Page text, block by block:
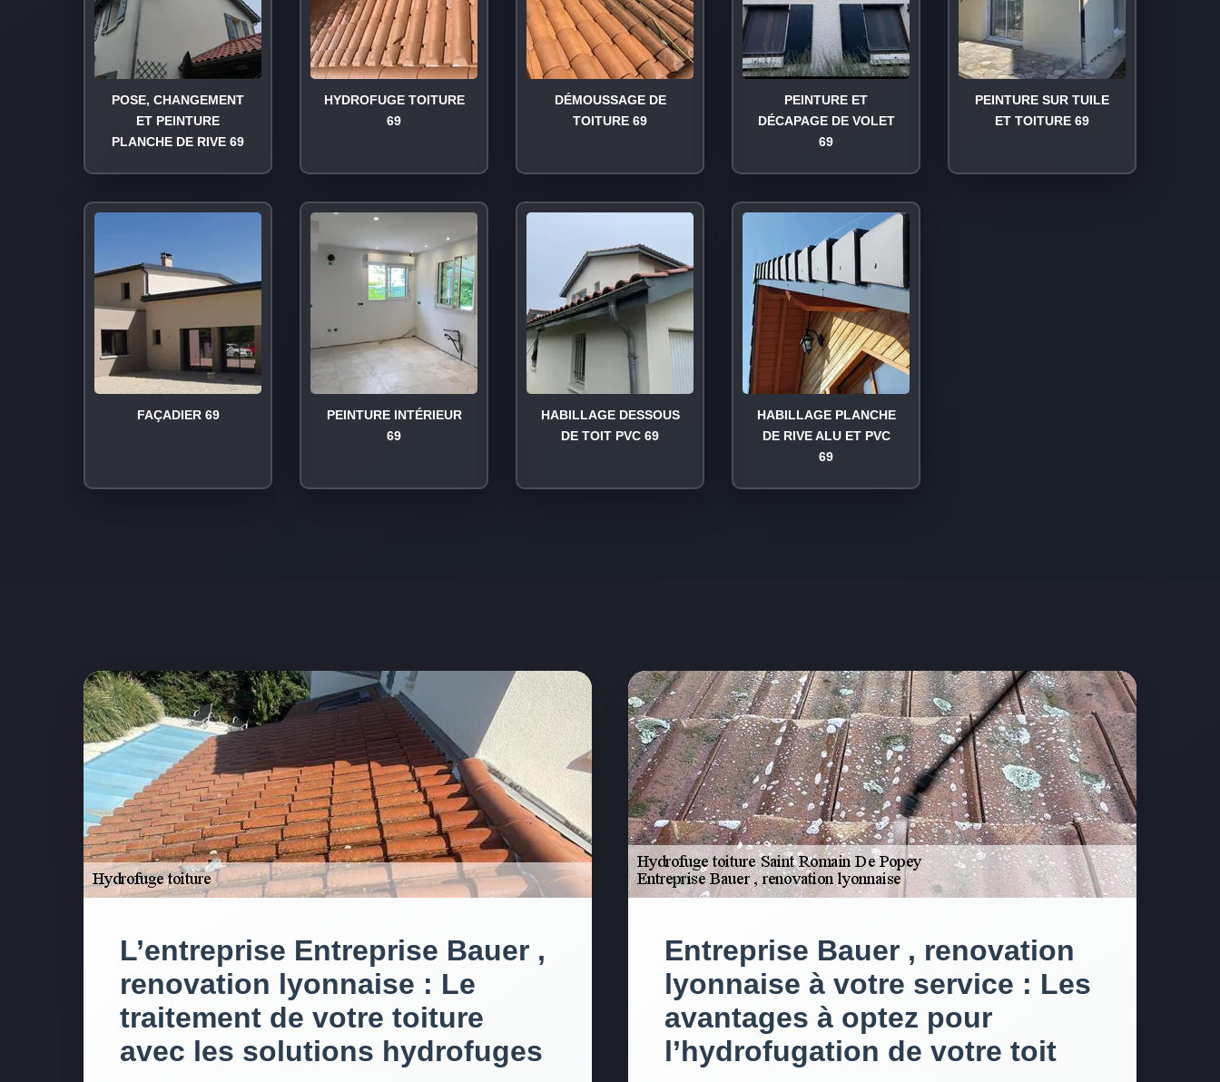
POSE, CHANGEMENT
ET PEINTURE
PLANCHE DE RIVE 69
HYDROFUGE TOITURE
69
DÉMOUSSAGE DE
TOITURE 69
PEINTURE ET
DÉCAPAGE DE VOLET
69
PEINTURE SUR TUILE
ET TOITURE 69
FAÇADIER 69
PEINTURE INTÉRIEUR
69
HABILLAGE DESSOUS
DE TOIT PVC 69
HABILLAGE PLANCHE
DE RIVE ALU ET PVC
69
L’entreprise Entreprise Bauer ,
renovation lyonnaise : Le
traitement de votre toiture
avec les solutions hydrofuges
Entreprise Bauer , renovation
lyonnaise à votre service : Les
avantages à optez pour
l’hydrofugation de votre toit